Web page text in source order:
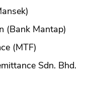
(Bank Mantap)
(MTF)
Sdn. Bhd.